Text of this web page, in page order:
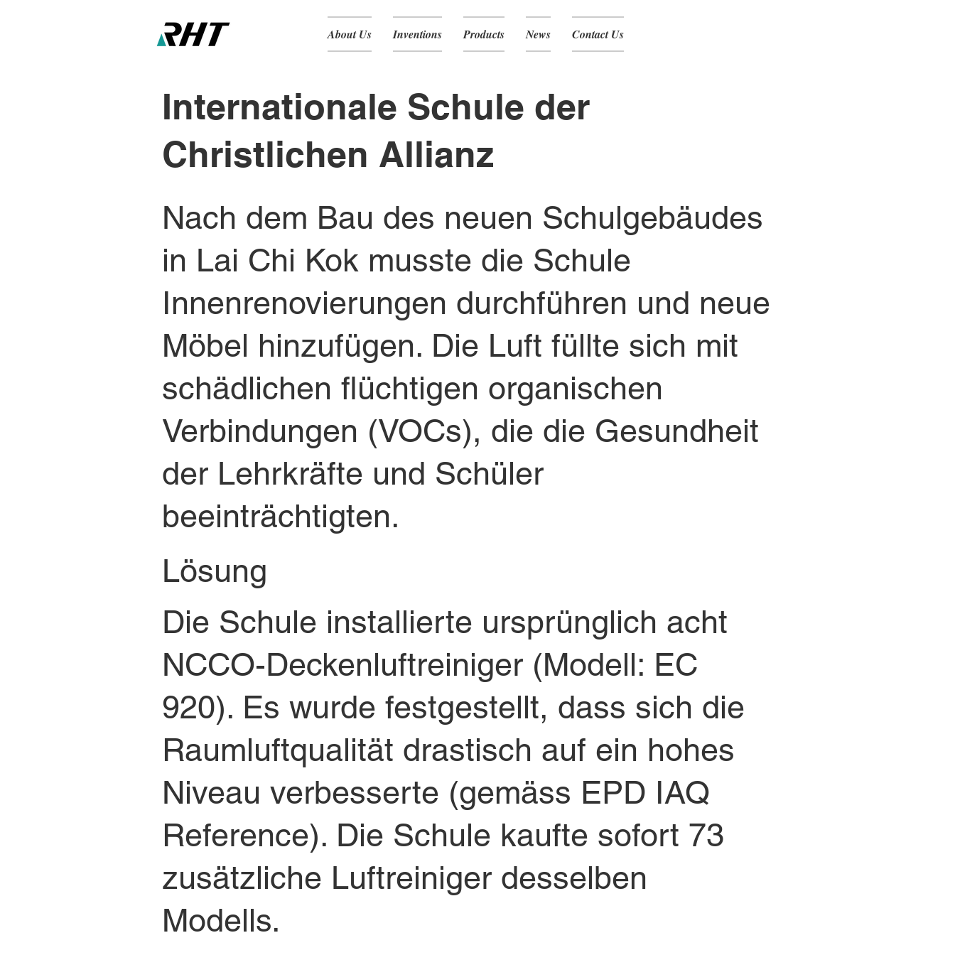
About Us Inventions Products News Contact Us
Internationale Schule der
Christlichen Allianz
Nach dem Bau des neuen Schulgebäudes
in Lai Chi Kok musste die Schule
Innenrenovierungen durchführen und neue
Möbel hinzufügen. Die Luft füllte sich mit
schädlichen flüchtigen organischen
Verbindungen (VOCs), die die Gesundheit
der Lehrkräfte und Schüler
beeinträchtigten.
Lösung
Die Schule installierte ursprünglich acht
NCCO-Deckenluftreiniger (Modell: EC
920). Es wurde festgestellt, dass sich die
Raumluftqualität drastisch auf ein hohes
Niveau verbesserte (gemäss EPD IAQ
Reference). Die Schule kaufte sofort 73
zusätzliche Luftreiniger desselben
Modells.